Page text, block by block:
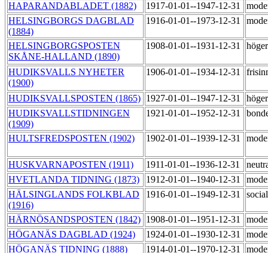
HAPARANDABLADET (1882) 1917-01-01--1947-12-31
HELSINGBORGS DAGBLAD
(1884)
1916-01-01--1973-12-31
HELSINGBORGSPOSTEN
SKÅNE-HALLAND (1890)
1908-01-01--1931-12-31
HUDIKSVALLS NYHETER
(1900)
1906-01-01--1934-12-31
HUDIKSVALLSPOSTEN (1865) 1927-01-01--1947-12-31
HUDIKSVALLSTIDNINGEN
(1909)
1921-01-01--1952-12-31
HULTSFREDSPOSTEN (1902) 1902-01-01--1939-12-31
HUSKVARNAPOSTEN (1911) 1911-01-01--1936-12-31
HVETLANDA TIDNING (1873)
1912-01-01--1940-12-31
HÄLSINGLANDS FOLKBLAD
(1916)
1916-01-01--1949-12-31
HÄRNÖSANDSPOSTEN (1842) 1908-01-01--1951-12-31
HÖGANÄS DAGBLAD (1924)
1924-01-01--1930-12-31
HÖGANÄS TIDNING (1888)
1914-01-01--1970-12-31